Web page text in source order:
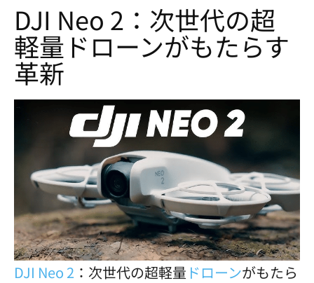
DJI Neo 2：次世代の超
軽量ドローンがもたらす
革新
DJI Neo 2 ：次世代の超軽量 ドローンがもたら